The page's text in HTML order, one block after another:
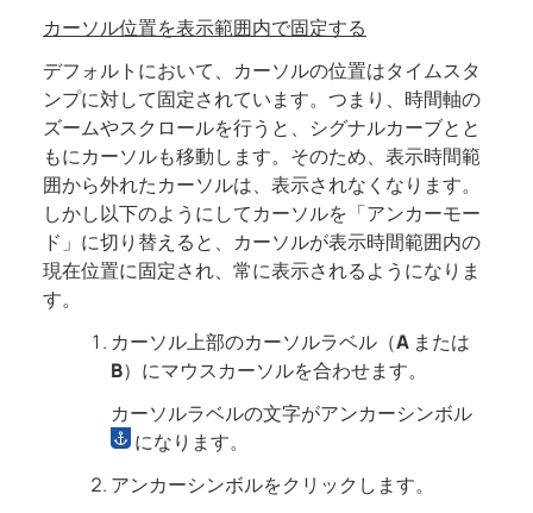
カーソル位置を表示範囲内で固定する
デフォルトにおいて、カーソルの位置はタイムスタ
ンプに対して固定されています。つまり、時間軸の
ズームやスクロールを行うと、シグナルカーブとと
もにカーソルも移動します。そのため、表示時間範
囲から外れたカーソルは、表示されなくなります。
しかし以下のようにしてカーソルを「アンカーモー
ド」に切り替えると、カーソルが表示時間範囲内の
現在位置に固定され、常に表示されるようになりま
す。
カーソル上部のカーソルラベル（Aまたは
B）にマウスカーソルを合わせます。
カーソルラベルの文字がアンカーシンボル
になります。
アンカーシンボルをクリックします。